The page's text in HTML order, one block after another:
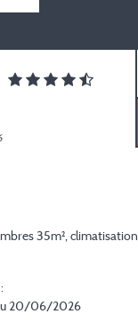
35m², climatisation,
20/06/2026